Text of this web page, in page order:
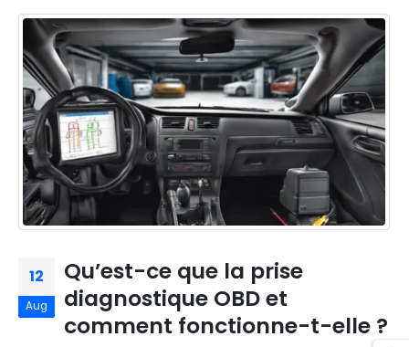
12
Aug
Qu’est-ce que la prise
diagnostique OBD et
comment fonctionne-t-elle ?